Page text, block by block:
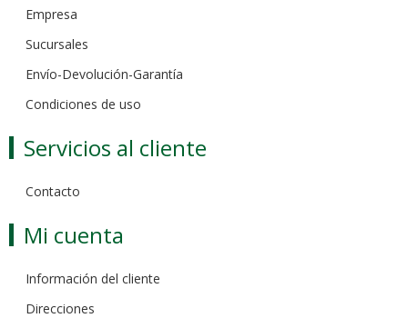
Empresa
Sucursales
Envío-Devolución-Garantía
Condiciones de uso
Servicios al cliente
Contacto
Mi cuenta
Información del cliente
Direcciones